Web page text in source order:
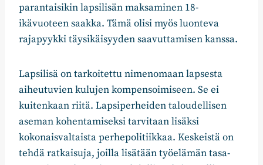
parantaisikin lapsilisän maksaminen 18-
ikävuoteen saakka. Tämä olisi myös luonteva
rajapyykki täysikäisyyden saavuttamisen kanssa.
Lapsilisä on tarkoitettu nimenomaan lapsesta
aiheutuvien kulujen kompensoimiseen. Se ei
kuitenkaan riitä. Lapsiperheiden taloudellisen
aseman kohentamiseksi tarvitaan lisäksi
kokonaisvaltaista perhepolitiikkaa. Keskeistä on
tehdä ratkaisuja, joilla lisätään työelämän tasa-